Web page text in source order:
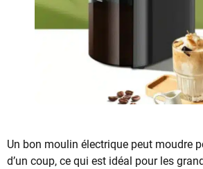
Un bon moulin électrique peut moudre
d’un coup, ce qui est idéal pour les